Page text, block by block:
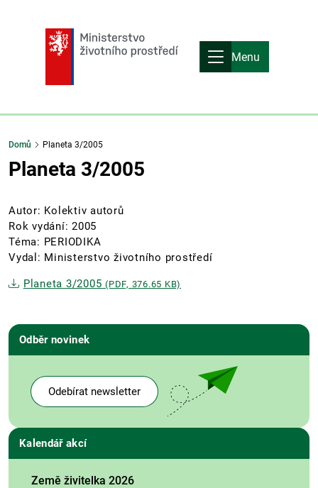
Menu
Domů Planeta 3/2005
Planeta 3/2005
Autor: Kolektiv autorů
Rok vydání: 2005
Téma: PERIODIKA
Vydal: Ministerstvo životního prostředí
Planeta 3/2005 (PDF, 376.65 KB)
Odběr novinek
Odebírat newsletter
Kalendář akcí
Země živitelka 2026